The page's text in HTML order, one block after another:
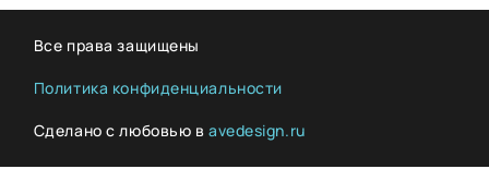
ОНЛАЙН-ПРОДАЖА
ВОПРОС-ОТВЕТ
КОНТАКТЫ
Все права защищены
Политика конфиденциальности
Сделано с любовью в avedesign.ru